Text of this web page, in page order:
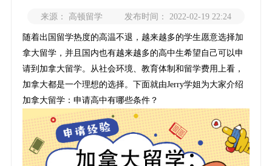
来源： 高顿留学 发布时间： 2022-02-19 22:24
随着出国留学热度的高温不退，越来越多的学生愿意选择加
拿大留学，并且国内也有越来越多的高中生希望自己可以申
请到加拿大留学。从社会环境、教育体制和留学费用上看，
加拿大都是一个理想的选择。下面就由Jerry学姐为大家介绍
加拿大留学：申请高中有哪些条件？